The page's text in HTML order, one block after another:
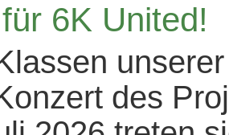
6K United!
des